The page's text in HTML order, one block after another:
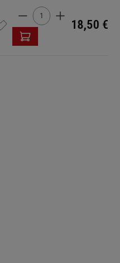
Produkt Anzahl:
18,50 €